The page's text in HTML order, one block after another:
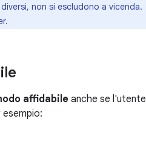
non si escludono a vicenda.
affidabile anche se l'utente